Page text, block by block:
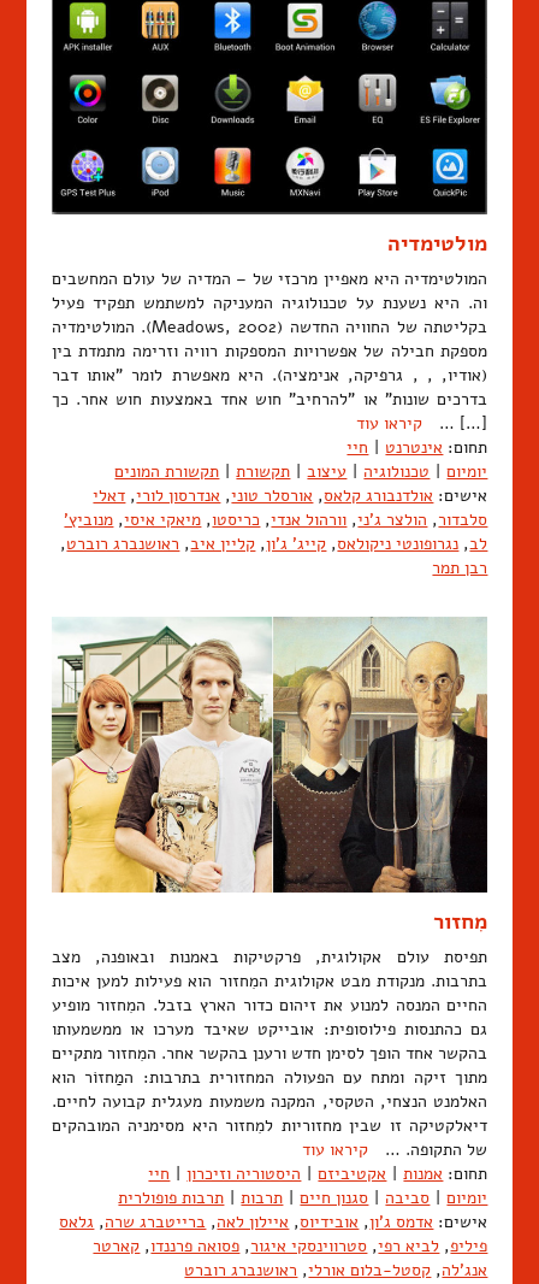
מולטימדיה
המולטימדיה היא מאפיין מרכזי של – המדיה של עולם המחשבים
וה. היא נשענת על טכנולוגיה המעניקה למשתמש תפקיד פעיל
בקליטתה של החוויה החדשה (Meadows, 2002). המולטימדיה
מספקת חבילה של אפשרויות המספקות רוויה וזרימה מתמדת בין
(אודיו, , , גרפיקה, אנימציה). היא מאפשרת לומר "אותו דבר
בדרכים שונות" או "להרחיב" חוש אחד באמצעות חוש אחר. כך
[…] … קיראו עוד
תחום: אינטרנט
חיי
יומיום
טכנולוגיה עיצוב תקשורת
תקשורת המונים
אישים: אולדנבורג קלאס, אורסלר טוני, אנדרסון לורי, דאלי
סלבדור, הולצר ג'ני, וורהול אנדי, כריסטו, מיאקי איסי, מנוביץ'
לב, נגרופונטי ניקולאס, קייג' ג'ון, קליין איב, ראושנברג רוברט,
רבן תמר
מִחזור
תפיסת עולם אקולוגית, פרקטיקות באמנות ובאופנה, מצב
בתרבות. מנקודת מבט אקולוגית המִחזור הוא פעילות למען איכות
החיים המנסה למנוע את זיהום כדור הארץ בזבל. המִחזור מופיע
גם כהתנסות פילוסופית: אובייקט שאיבד מערכו או ממשמעותו
בהקשר אחד הופך לסימן חדש ורענן בהקשר אחר. המִחזור מתקיים
מתוך זיקה ומתח עם הפעולה המחזורית בתרבות: המַחזוֹר הוא
האלמנט הנצחי, הטקסי, המקנה משמעות מעגלית קבועה לחיים.
דיאלקטיקה זו שבין מחזוריות למִחזור היא מסימניה המובהקים
של התקופה. … קיראו עוד
תחום: אמנות אקטיביזם היסטוריה וזיכרון
חיי
יומיום
סביבה סגנון חיים תרבות
תרבות פופולרית
אישים: אדמס ג'ון, אובידיוס, איילון לאה, ברייטברג שרה, גלאס
פיליפ, לביא רפי, סטרווינסקי איגור, פסואה פרננדו, קארטר
אנג'לה, קסטל-בלום אורלי, ראושנברג רוברט